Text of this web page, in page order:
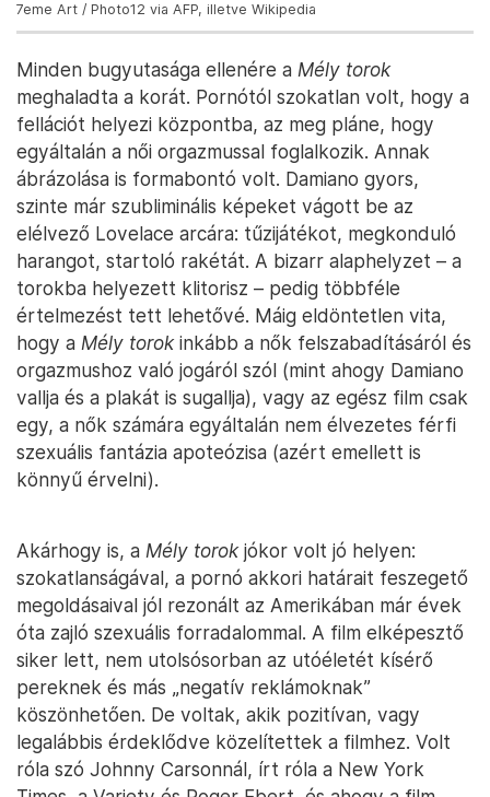
7eme Art / Photo12 via AFP, illetve Wikipedia
Minden bugyutasága ellenére a Mély torok
meghaladta a korát. Pornótól szokatlan volt, hogy a
fellációt helyezi központba, az meg pláne, hogy
egyáltalán a női orgazmussal foglalkozik. Annak
ábrázolása is formabontó volt. Damiano gyors,
szinte már szubliminális képeket vágott be az
elélvező Lovelace arcára: tűzijátékot, megkonduló
harangot, startoló rakétát. A bizarr alaphelyzet – a
torokba helyezett klitorisz – pedig többféle
értelmezést tett lehetővé. Máig eldöntetlen vita,
hogy a Mély torokinkább a nők felszabadításáról és
orgazmushoz való jogáról szól (mint ahogy Damiano
vallja és a plakát is sugallja), vagy az egész film csak
egy, a nők számára egyáltalán nem élvezetes férfi
szexuális fantázia apoteózisa (azért emellett is
könnyű érvelni).
Akárhogy is, a Mély torokjókor volt jó helyen:
szokatlanságával, a pornó akkori határait feszegető
megoldásaival jól rezonált az Amerikában már évek
óta zajló szexuális forradalommal. A film elképesztő
siker lett, nem utolsósorban az utóéletét kísérő
pereknek és más „negatív reklámoknak”
köszönhetően. De voltak, akik pozitívan, vagy
legalábbis érdeklődve közelítettek a filmhez. Volt
róla szó Johnny Carsonnál, írt róla a New York